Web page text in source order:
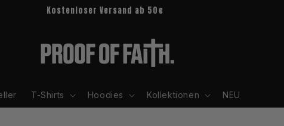
Kostenloser Versand ab 50€
T-Shirts Hoodies Kollektionen NEU